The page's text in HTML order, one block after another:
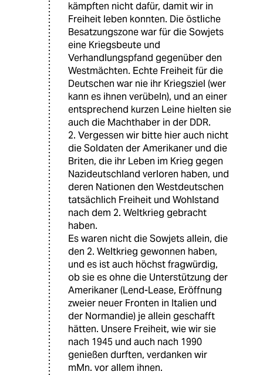
kämpften nicht dafür, damit wir in
Freiheit leben konnten. Die östliche
Besatzungszone war für die Sowjets
eine Kriegsbeute und
Verhandlungspfand gegenüber den
Westmächten. Echte Freiheit für die
Deutschen war nie ihr Kriegsziel (wer
kann es ihnen verübeln), und an einer
entsprechend kurzen Leine hielten sie
auch die Machthaber in der DDR.
2. Vergessen wir bitte hier auch nicht
die Soldaten der Amerikaner und die
Briten, die ihr Leben im Krieg gegen
Nazideutschland verloren haben, und
deren Nationen den Westdeutschen
tatsächlich Freiheit und Wohlstand
nach dem 2. Weltkrieg gebracht
haben.
Es waren nicht die Sowjets allein, die
den 2. Weltkrieg gewonnen haben,
und es ist auch höchst fragwürdig,
ob sie es ohne die Unterstützung der
Amerikaner (Lend-Lease, Eröffnung
zweier neuer Fronten in Italien und
der Normandie) je allein geschafft
hätten. Unsere Freiheit, wie wir sie
nach 1945 und auch nach 1990
genießen durften, verdanken wir
mMn. vor allem ihnen.